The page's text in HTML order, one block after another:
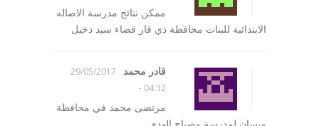
ممكن نتائج مدرسة الاصاله
الابتدائية للبنات محافظة ذي قار قضاء سيد دخيل
قادر محمد
29/05/2017
04:32
-
مرتضى محمد في محافظة